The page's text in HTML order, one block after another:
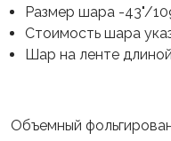
Размер шара -43"/
Стоимость шара
Шар на ленте
Объемный
с
рисунком
Родился
День
Рождения
День
Трактор
Миньоны
Баг
+7(910)888-